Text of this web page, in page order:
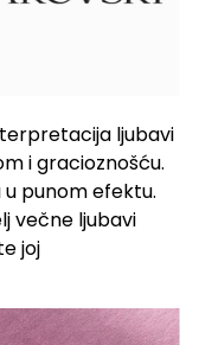
ljubavi
i gracioznošću.
punom efektu.
večne ljubavi
joj